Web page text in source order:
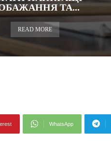
ТА...
READ MORE
WhatsApp